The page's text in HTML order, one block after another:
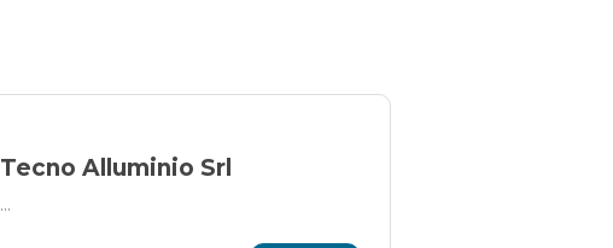
Tecno Alluminio Srl
...